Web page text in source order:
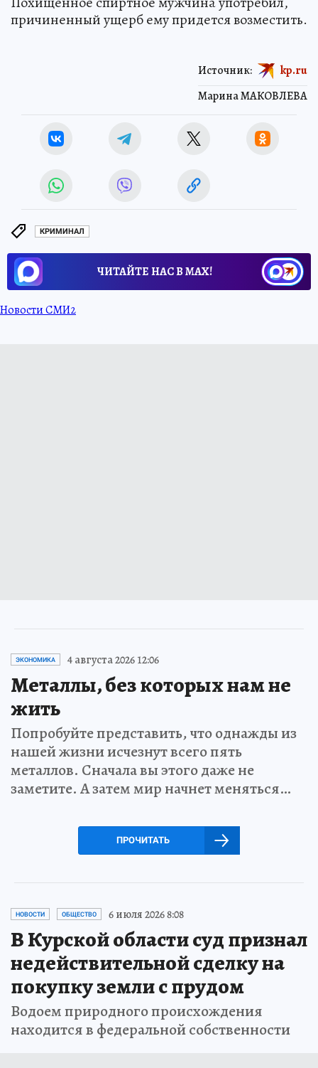
причиненный ущерб ему придется возместить.
Марина МАКОВЛЕВА
Источник: kp.ru
КРИМИНАЛ
ЧИТАЙТЕ НАС В МАХ!
Новости СМИ2
ЭКОНОМИКА 4 августа 2026 12:06
Металлы, без которых нам не
жить
Попробуйте представить, что однажды из
нашей жизни исчезнут всего пять
металлов. Сначала вы этого даже не
заметите. А затем мир начнет меняться…
ПРОЧИТАТЬ
НОВОСТИ ОБЩЕСТВО 6 июля 2026 8:08
В Курской области суд признал
недействительной сделку на
покупку земли с прудом
Водоем природного происхождения
находится в федеральной собственности